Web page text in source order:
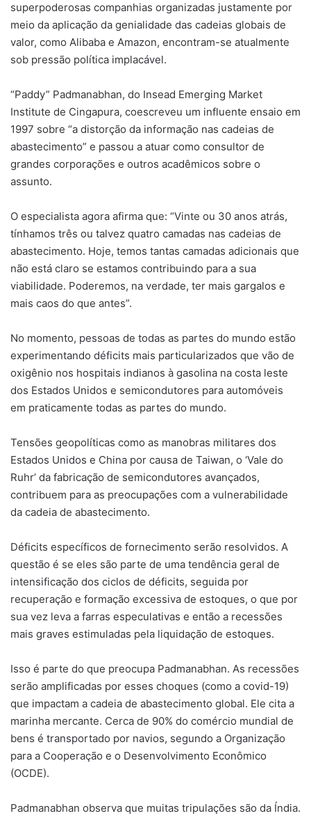
superpoderosas companhias organizadas justamente por
meio da aplicação da genialidade das cadeias globais de
valor, como Alibaba e Amazon, encontram-se atualmente
sob pressão política implacável.
“Paddy” Padmanabhan, do Insead Emerging Market
Institute de Cingapura, coescreveu um influente ensaio em
1997 sobre “a distorção da informação nas cadeias de
abastecimento” e passou a atuar como consultor de
grandes corporações e outros acadêmicos sobre o
assunto.
O especialista agora afirma que: “Vinte ou 30 anos atrás,
tínhamos três ou talvez quatro camadas nas cadeias de
abastecimento. Hoje, temos tantas camadas adicionais que
não está claro se estamos contribuindo para a sua
viabilidade. Poderemos, na verdade, ter mais gargalos e
mais caos do que antes”.
No momento, pessoas de todas as partes do mundo estão
experimentando déficits mais particularizados que vão de
oxigênio nos hospitais indianos à gasolina na costa leste
dos Estados Unidos e semicondutores para automóveis
em praticamente todas as partes do mundo.
Tensões geopolíticas como as manobras militares dos
Estados Unidos e China por causa de Taiwan, o ‘Vale do
Ruhr’ da fabricação de semicondutores avançados,
contribuem para as preocupações com a vulnerabilidade
da cadeia de abastecimento.
Déficits específicos de fornecimento serão resolvidos. A
questão é se eles são parte de uma tendência geral de
intensificação dos ciclos de déficits, seguida por
recuperação e formação excessiva de estoques, o que por
sua vez leva a farras especulativas e então a recessões
mais graves estimuladas pela liquidação de estoques.
Isso é parte do que preocupa Padmanabhan. As recessões
serão amplificadas por esses choques (como a covid-19)
que impactam a cadeia de abastecimento global. Ele cita a
marinha mercante. Cerca de 90% do comércio mundial de
bens é transportado por navios, segundo a Organização
para a Cooperação e o Desenvolvimento Econômico
(OCDE).
Padmanabhan observa que muitas tripulações são da Índia.